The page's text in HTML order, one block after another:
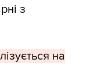
з
на